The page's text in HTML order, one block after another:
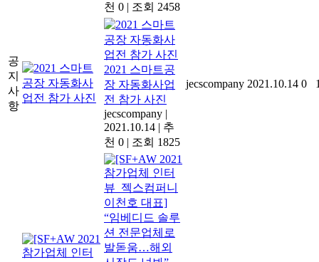
천 0 | 조회 2458
공
지
사
항
2021 스마트공
장 자동화사업
전 참가 사진
jecscompany |
2021.10.14 | 추
천 0 | 조회 1825
jecscompany 2021.10.14 0